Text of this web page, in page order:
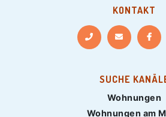
KONTAKT
SUCHE
Wohnungen
Wohnungen am